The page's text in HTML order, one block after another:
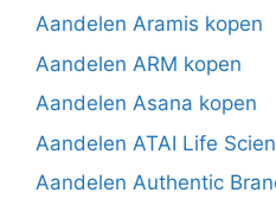
Aandelen Aramis kopen
Aandelen ARM kopen
Aandelen Asana kopen
Aandelen ATAI Life
Aandelen Authentic